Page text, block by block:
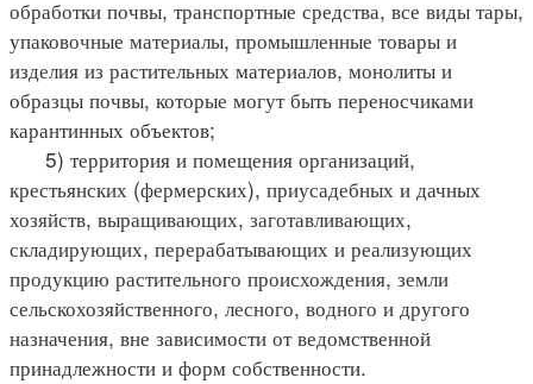
обработки почвы, транспортные средства, все виды тары,
упаковочные материалы, промышленные товары и
изделия из растительных материалов, монолиты и
образцы почвы, которые могут быть переносчиками
карантинных объектов;
5) территория и помещения организаций,
крестьянских (фермерских), приусадебных и дачных
хозяйств, выращивающих, заготавливающих,
складирующих, перерабатывающих и реализующих
продукцию растительного происхождения, земли
сельскохозяйственного, лесного, водного и другого
назначения, вне зависимости от ведомственной
принадлежности и форм собственности.